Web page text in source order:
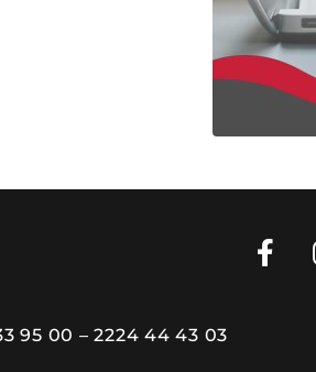
95 00 – 2224 44 43 03